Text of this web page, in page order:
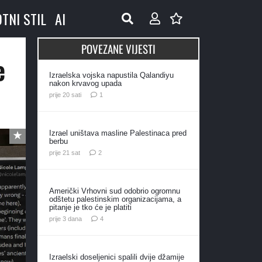
STIL AI
POVEZANE VIJESTI
Izraelska vojska napustila Qalandiyu
nakon krvavog upada
prije 20 sati 1
Izrael uništava masline Palestinaca pred
berbu
prije 21 sat 2komentara
Američki Vrhovni sud odobrio ogromnu
odštetu palestinskim organizacijama, a
pitanje je tko će je platiti
prije 3 dana 4komentara
Izraelski doseljenici spalili dvije džamije